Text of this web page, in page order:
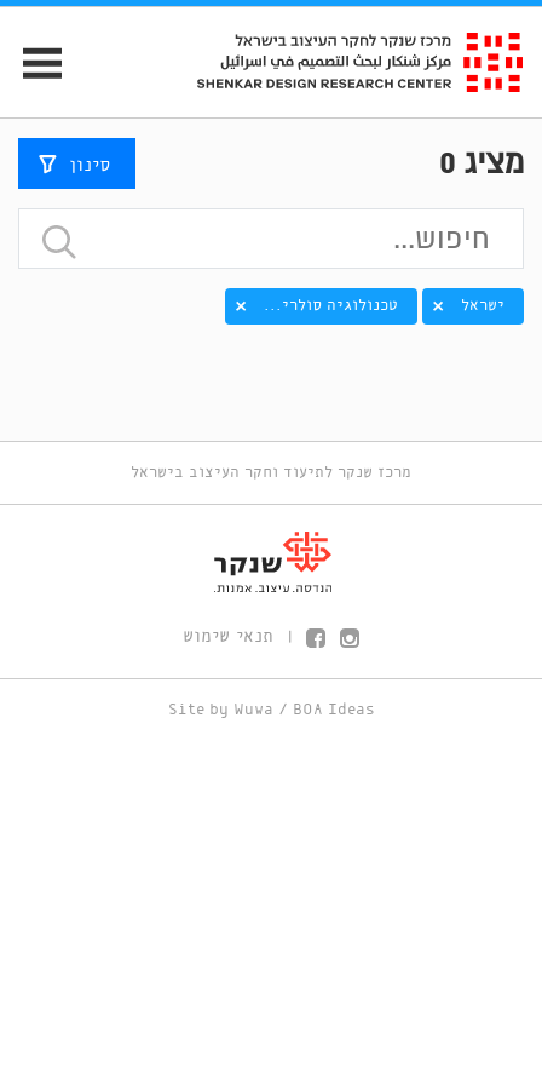
מציג 0 סינון
ישראל טכנולוגיה סולרי...
מרכז שנקר לתיעוד וחקר העיצוב בישראל
תנאי שימוש
Site by Wuwa / BOA Ideas